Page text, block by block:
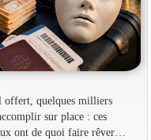
offert, quelques milliers
sur place : ces
ont de quoi faire rêver…